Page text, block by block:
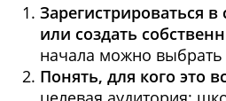
Зарегистрироваться
или создать
начала можно выбрать
Понять, для кого это